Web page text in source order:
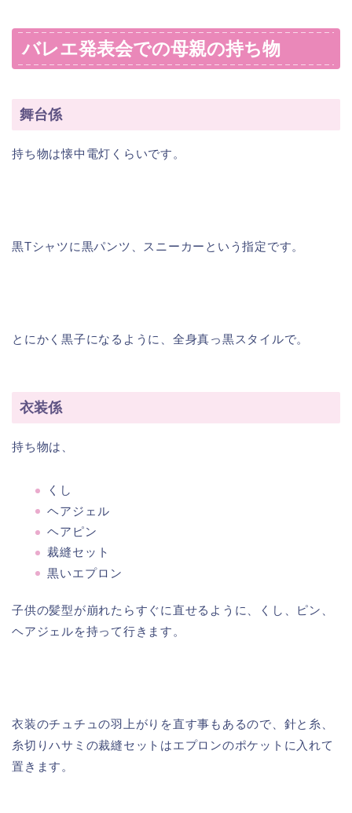
バレエ発表会での母親の持ち物
舞台係
持ち物は懐中電灯くらいです。
黒Tシャツに黒パンツ、スニーカーという指定です。
とにかく黒子になるように、全身真っ黒スタイルで。
衣装係
持ち物は、
くし
ヘアジェル
ヘアピン
裁縫セット
黒いエプロン
子供の髪型が崩れたらすぐに直せるように、くし、ピン、
ヘアジェルを持って行きます。
衣装のチュチュの羽上がりを直す事もあるので、針と糸、
糸切りハサミの裁縫セットはエプロンのポケットに入れて
置きます。